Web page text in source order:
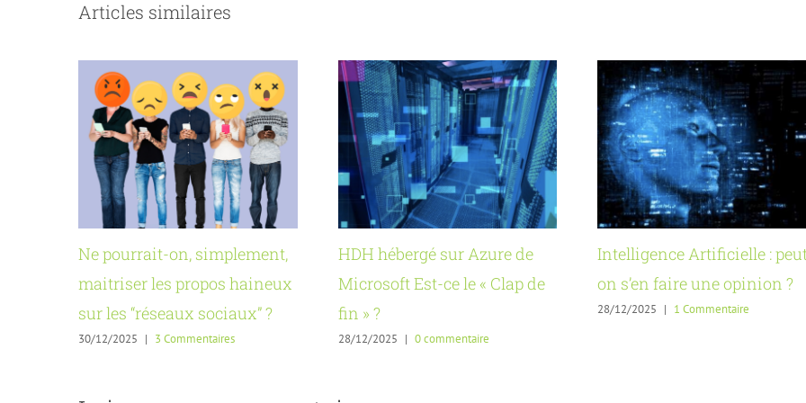
Articles similaires
Ne pourrait-on, simplement,
maitriser les propos haineux
sur les “réseaux sociaux” ?
30/12/2025 | 3 Commentaires
HDH hébergé sur Azure de
Microsoft Est-ce le « Clap de
fin » ?
28/12/2025 | 0 commentaire
Intelligence Artificielle :
on s’en faire une opinion ?
28/12/2025 | 1 Commentaire